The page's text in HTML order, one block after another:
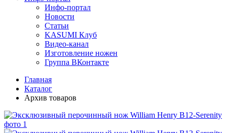
Инфо-портал
Новости
Статьи
KASUMI Клуб
Видео-канал
Изготовление ножен
Группа ВКонтакте
Главная
Каталог
Архив товаров